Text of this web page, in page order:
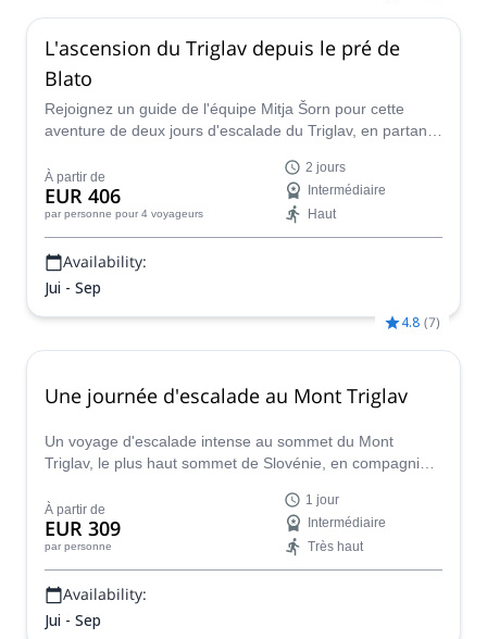
L'ascension du Triglav depuis le pré de
Blato
Rejoignez un guide de l'équipe Mitja Šorn pour cette
aventure de deux jours d'escalade du Triglav, en partant
lacs.
À partir de
EUR 406
par personne pour 4 voyageurs
2 jours
Intermédiaire
Haut
Availability:
Jui - Sep
4.8 (7)
Une journée d'escalade au Mont Triglav
Un voyage d'escalade intense au sommet du Mont
Triglav, le plus haut sommet de Slovénie, en compagnie
À partir de
EUR 309
par personne
1 jour
Intermédiaire
Très haut
Availability:
Jui - Sep